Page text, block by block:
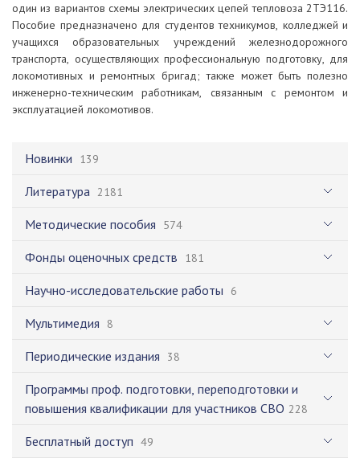
Новинки 139
Литература 2181
Методические пособия 574
Фонды оценочных средств 181
Научно-исследовательские работы 6
Мультимедия 8
Периодические издания 38
Программы проф. подготовки, переподготовки и
повышения квалификации для участников СВО 228
Бесплатный доступ 49
один из вариантов схемы электрических цепей тепловоза 2ТЭ116.
Пособие предназначено для студентов техникумов, колледжей и
учащихся образовательных учреждений железнодорожного
транспорта, осуществляющих профессиональную подготовку, для
локомотивных и ремонтных бригад; также может быть полезно
инженерно-техническим работникам, связанным с ремонтом и
эксплуатацией локомотивов.